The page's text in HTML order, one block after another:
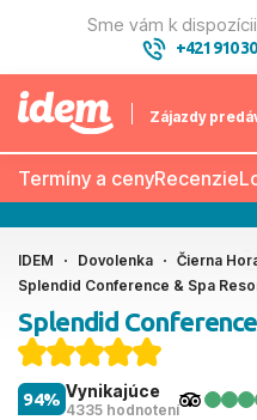
Sme vám k dispozícii
+421 910
Zájazdy
Termíny a cenyRecenzie
IDEM Dovolenka Čierna
Splendid Conference & Spa
Splendid
Vynikajúce
4335 hodnotení
94%